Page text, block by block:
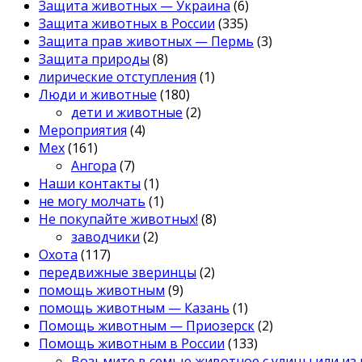
Защита животных — Украина (6)
Защита животных в России (335)
Защита прав животных — Пермь (3)
Защита природы (8)
лирические отступления (1)
Люди и животные (180)
дети и животные (2)
Мероприятия (4)
Мех(161)
Ангора (7)
Наши контакты (1)
не могу молчать (1)
Не покупайте животных! (8)
заводчики (2)
Охота (117)
передвижные зверинцы (2)
помощь животным (9)
помощь животным — Казань (1)
Помощь животным — Приозерск(2)
Помощь животным в России (133)